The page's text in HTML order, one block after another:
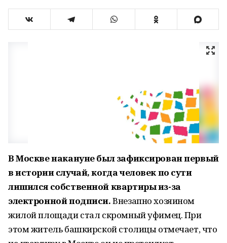
В Москве накануне был зафиксирован первый
в истории случай, когда человек по сути
лишился собственной квартиры из-за
электронной подписи.Внезапно хозяином
жилой площади стал скромный уфимец. При
этом житель башкирской столицы отмечает, что